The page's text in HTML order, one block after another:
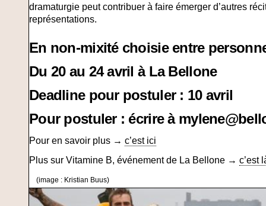
dramaturgie peut contribuer à faire émerger d’autres
représentations.
En non-mixité choisie entre
Du 20 au 24 avril à La Bellone
Deadline pour postuler : 10 avril
Pour postuler : écrire à
Pour en savoir plus → c’est ici
Plus sur Vitamine B, événement de La Bellone → c’est
(image : Kristian Buus)